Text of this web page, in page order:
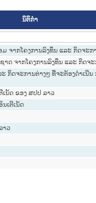
ນິຕິກໍາ
ຈາກໂຄງການລົງທຶນ ແລະ ກິດຈະກ
ດ ຈາກໂຄງການລົງທຶນ ແລະ ກິດຈະ
ກິດຈະການຕ່າງໆ ທີ່ຈະຕ້ອງດຳເນີ
ນັດ ຂອງ ສປປ ລາວ
ເຕີເນັດ
າວ